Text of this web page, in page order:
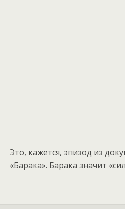
Это, кажется, эпизод из
«Барака». Барака значит